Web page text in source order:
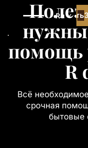
Ru
Забронировать
помощь
R
Всё
срочная
бытовые
Лучшая цена